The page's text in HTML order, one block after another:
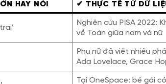
HAY NÓI ✔ THỰC TẾ TỪ DỮ
Nghiên cứu PISA 2022:
về Toán giữa nam và nữ
Phụ nữ đã viết nhiều
Ada Lovelace, Grace
Tại OneSpace: bé gái